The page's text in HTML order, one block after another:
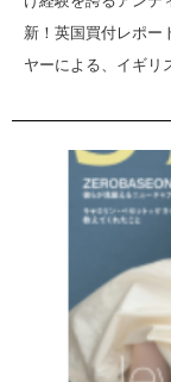
新！英国買付レポー
ヤーによる、イギ